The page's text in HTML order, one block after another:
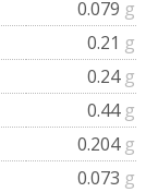
0.079 g
0.21 g
0.24 g
0.44 g
0.204 g
0.073 g